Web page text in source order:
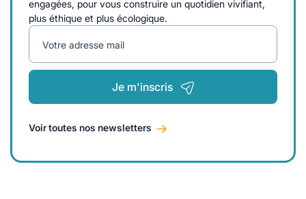
engagées, pour vous construire un quotidien vivifiant,
plus éthique et plus écologique.
Votre adresse mail
Je m'inscris
Voir toutes nos newsletters